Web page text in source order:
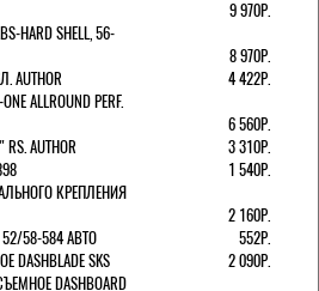
9 970Р.
HARD SHELL, 56-
8 970Р.
AUTHOR
4 422Р.
ALLROUND PERF.
6 560Р.
AUTHOR
3 310Р.
1 540Р.
КРЕПЛЕНИЯ
2 160Р.
52/58-584 АВТО
552Р.
SKS
2 090Р.
DASHBOARD